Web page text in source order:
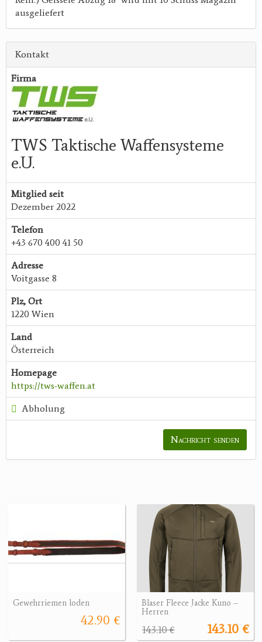
ausgeliefert
Kontakt
Firma
TWS Taktische Waffensysteme
e.U.
Mitglied seit
Dezember 2022
Telefon
+43 670 400 41 50
Adresse
Voitgasse 8
Plz, Ort
1220 Wien
Land
Österreich
Homepage
https://tws-waffen.at
Abholung
Nachricht senden
Gewehrriemen loden
42.90 €
Blaser Fleece Jacke Kuno –
Herren
143.10 €
143.10 €